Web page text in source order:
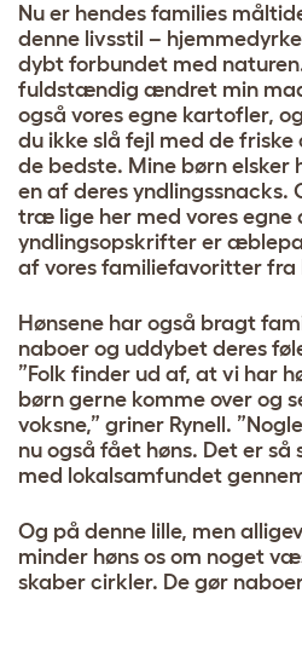
Nu er hendes families
denne livsstil –
dybt forbundet med
fuldstændig ændret min
også vores egne kartofler,
du ikke slå fejl med de
de bedste. Mine børn
en af ​​deres yndlingssnacks.
træ lige her med vores egne
yndlingsopskrifter er
af ​​vores familiefavoritter fra
Hønsene har også bragt
naboer og uddybet deres
”Folk finder ud af, at vi har
børn gerne komme over og
voksne,” griner Rynell.
nu også fået høns. Det er
med lokalsamfundet
Og på denne lille, men
minder høns os om noget
skaber cirkler. De gør